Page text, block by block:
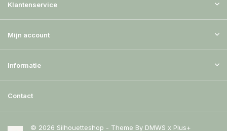
Klantenservice
Mijn account
Informatie
Contact
© 2026 Silhouetteshop - Theme By DMWS x Plus+